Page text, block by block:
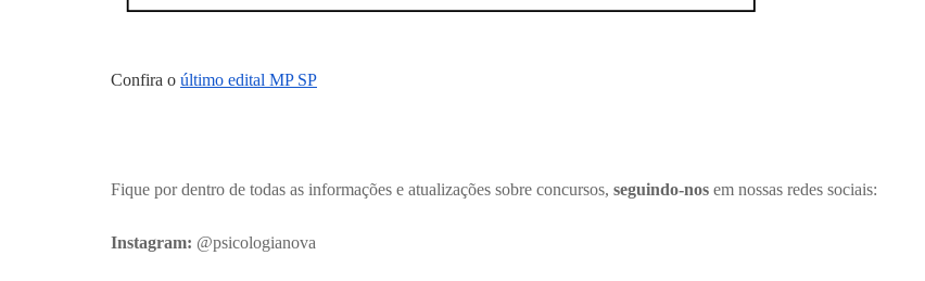
Confira o último edital MP SP
Fique por dentro de todas as informações e atualizações sobre concursos, seguindo-nos em nossas redes sociais:
Instagram: @psicologianova